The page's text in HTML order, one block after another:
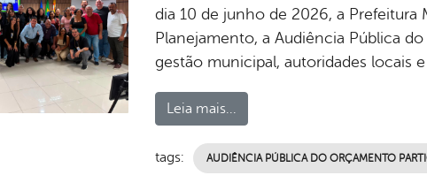
dia 10 de junho de 2026, a Prefeitura
Planejamento, a Audiência Pública
gestão municipal, autoridades locais
Leia mais...
tags: AUDIÊNCIA PÚBLICA DO ORÇAMENTO